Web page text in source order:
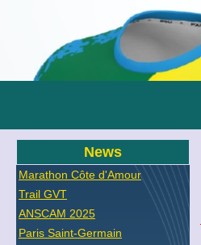
News
Marathon Côte d'Amour
Trail GVT
ANSCAM 2025
Paris Saint-Germain